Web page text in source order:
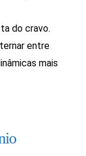
do cravo.
entre
mais